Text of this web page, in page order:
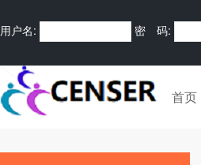
用户名: 密 码:
首页